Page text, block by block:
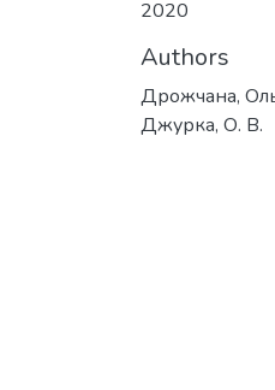
2020
Authors
Дрожчана,
Джурка, О. В.